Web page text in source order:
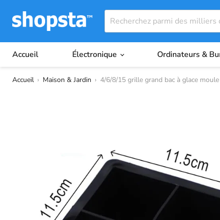
Accueil Électronique Ordinateurs &
Accueil › Maison & Jardin › 4/6/8/15 grille grand bac à glace moule